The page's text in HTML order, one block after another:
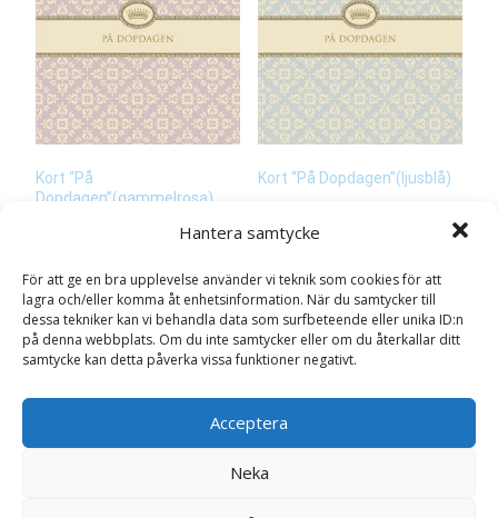
Hantera samtycke
För att ge en bra upplevelse använder vi teknik som cookies för att
lagra och/eller komma åt enhetsinformation. När du samtycker till
dessa tekniker kan vi behandla data som surfbeteende eller unika ID:n
på denna webbplats. Om du inte samtycker eller om du återkallar ditt
samtycke kan detta påverka vissa funktioner negativt.
Acceptera
Neka
Kort “På
Dopdagen”(gammelrosa)
Läs mera här
Kort “På Dopdagen”(ljusblå)